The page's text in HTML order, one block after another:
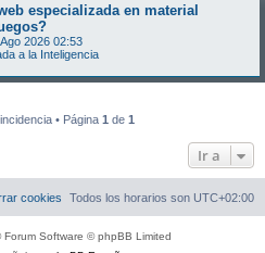
especializada en material
2026 02:53
a la Inteligencia
• Página 1 de 1
Ir a
Todos los horarios son UTC+02:00
cookies
Forum Software © phpBB Limited